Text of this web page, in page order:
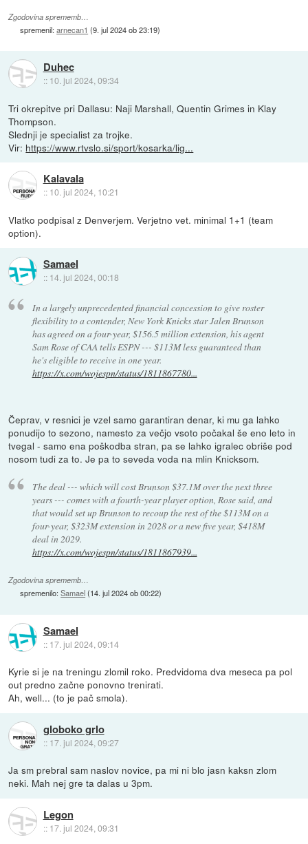
Zgodovina sprememb…
spremenil:arnecan1 (9. jul 2024 ob 23:19)
Duhec
:: 10. jul 2024, 09:34
Tri okrepitve pri Dallasu: Naji Marshall, Quentin Grimes in Klay
Thompson.
Slednji je specialist za trojke.
Vir: https://www.rtvslo.si/sport/kosarka/lig...
Kalavala
:: 10. jul 2024, 10:21
Vlatko podpisal z Denverjem. Verjetno vet. minimal 1+1 (team
option).
Samael
:: 14. jul 2024, 00:18
In a largely unprecedented financial concession to give roster
flexibility to a contender, New York Knicks star Jalen Brunson
has agreed on a four-year, $156.5 million extension, his agent
Sam Rose of CAA tells ESPN --- $113M less guaranteed than
he's eligible to receive in one year.
https://x.com/wojespn/status/1811867780...
Čeprav, v resnici je vzel samo garantiran denar, ki mu ga lahko
ponudijo to sezono, namesto za večjo vsoto počakal še eno leto in
tvegal - samo ena poškodba stran, pa se lahko igralec obriše pod
nosom tudi za to. Je pa to seveda voda na mlin Knicksom.
The deal --- which will cost Brunson $37.1M over the next three
years --- comes with a fourth-year player option, Rose said, and
that would set up Brunson to recoup the rest of the $113M on a
four-year, $323M extension in 2028 or a new five year, $418M
deal in 2029.
https://x.com/wojespn/status/1811867939...
Zgodovina sprememb…
spremenilo:Samael(14. jul 2024 ob 00:22)
Samael
:: 17. jul 2024, 09:14
Kyrie si je na treningu zlomil roko. Predvidoma dva meseca pa pol
out predno začne ponovno trenirati.
Ah, well... (to je pač smola).
globoko grlo
:: 17. jul 2024, 09:27
Ja sm prebral sam naslov novice, pa mi ni blo jasn kaksn zlom
neki. Mah nej gre ta dalas u 3pm.
Legon
:: 17. jul 2024, 09:31